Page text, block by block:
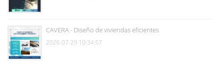
CAVERA - Diseño de viviendas eficientes
2026-07-29 10:34:57